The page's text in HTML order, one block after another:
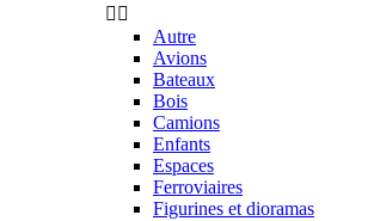
 
Autre
Avions
Bateaux
Bois
Camions
Enfants
Espaces
Ferroviaires
Figurines et dioramas